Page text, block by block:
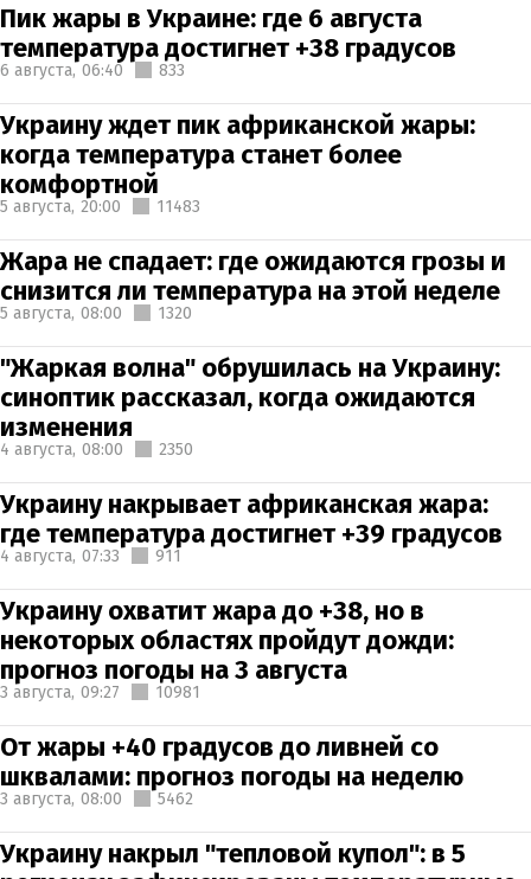
Пик жары в Украине: где 6 августа
температура достигнет +38 градусов
6 августа, 06:40 833
Украину ждет пик африканской жары:
когда температура станет более
комфортной
5 августа, 20:00 11483
Жара не спадает: где ожидаются грозы и
снизится ли температура на этой неделе
5 августа, 08:00 1320
"Жаркая волна" обрушилась на Украину:
синоптик рассказал, когда ожидаются
изменения
4 августа, 08:00 2350
Украину накрывает африканская жара:
где температура достигнет +39 градусов
4 августа, 07:33 911
Украину охватит жара до +38, но в
некоторых областях пройдут дожди:
прогноз погоды на 3 августа
3 августа, 09:27 10981
От жары +40 градусов до ливней со
шквалами: прогноз погоды на неделю
3 августа, 08:00 5462
Украину накрыл "тепловой купол": в 5